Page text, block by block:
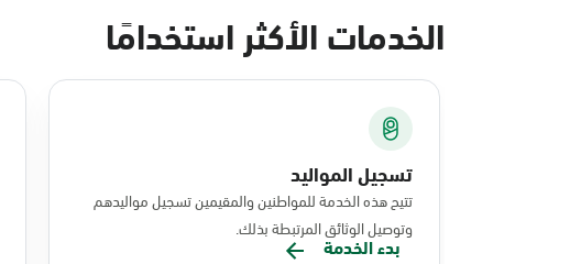
الخدمات الأكثر استخدامًا
تسجيل المواليد
تتيح هذه الخدمة للمواطنين والمقيمين تسجيل مواليدهم
وتوصيل الوثائق المرتبطة بذلك.
بدء الخدمة